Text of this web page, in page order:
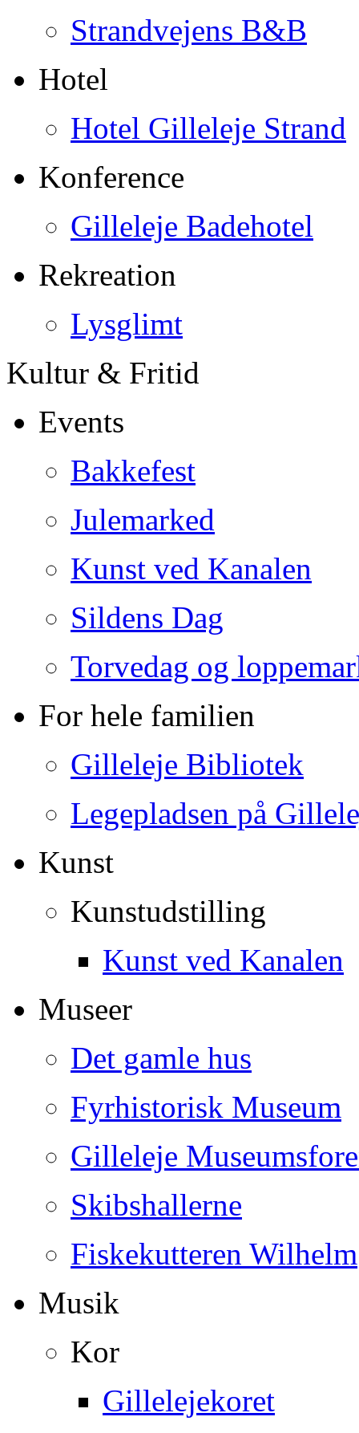
Strandvejens B&B
Hotel
Hotel Gilleleje Strand
Konference
Gilleleje Badehotel
Rekreation
Lysglimt
Kultur & Fritid
Events
Bakkefest
Julemarked
Kunst ved Kanalen
Sildens Dag
Torvedag og
For hele familien
Gilleleje Bibliotek
Legepladsen på
Kunst
Kunstudstilling
Kunst ved Kanalen
Museer
Det gamle hus
Fyrhistorisk Museum
Gilleleje
Skibshallerne
Fiskekutteren Wilhelm
Musik
Kor
Gillelejekoret